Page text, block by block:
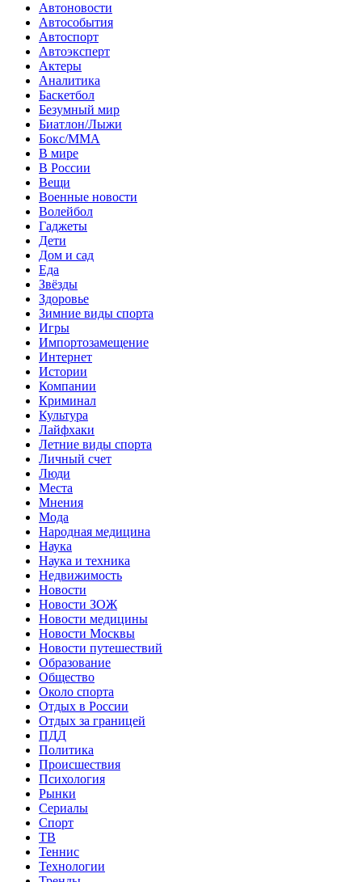
Автоновости
Автособытия
Автоспорт
Автоэксперт
Актеры
Аналитика
Баскетбол
Безумный мир
Биатлон/Лыжи
Бокс/MMA
В мире
В России
Вещи
Военные новости
Волейбол
Гаджеты
Дети
Дом и сад
Еда
Звёзды
Здоровье
Зимние виды спорта
Игры
Импортозамещение
Интернет
Истории
Компании
Криминал
Культура
Лайфхаки
Летние виды спорта
Личный счет
Люди
Места
Мнения
Мода
Народная медицина
Наука
Наука и техника
Недвижимость
Новости
Новости ЗОЖ
Новости медицины
Новости Москвы
Новости путешествий
Образование
Общество
Около спорта
Отдых в России
Отдых за границей
ПДД
Политика
Происшествия
Психология
Рынки
Сериалы
Спорт
ТВ
Теннис
Технологии